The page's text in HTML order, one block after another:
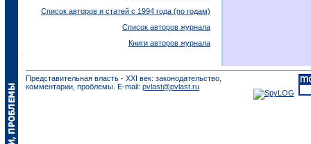
Список авторов и статей с 1994 года (по годам)
Список авторов журнала
Книги авторов журнала
Представительная власть - XXI век: законодательство,
комментарии, проблемы. E-mail: pvlast@pvlast.ru